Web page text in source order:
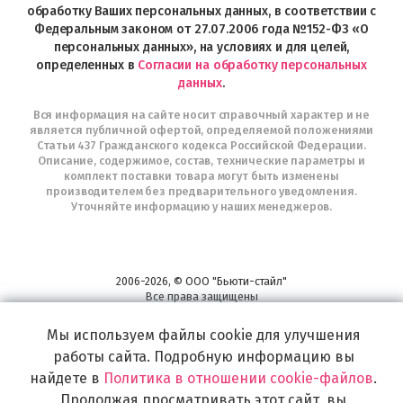
Telegram
обработку Ваших персональных данных, в соответствии с
Федеральным законом от 27.07.2006 года №152-ФЗ «О
персональных данных», на условиях и для целей,
определенных в Согласии на обработку персональных
данных.
Вся информация на сайте носит справочный характер и не
является публичной офертой, определяемой положениями
Статьи 437 Гражданского кодекса Российской Федерации.
Описание, содержимое, состав, технические параметры и
комплект поставки товара могут быть изменены
производителем без предварительного уведомления.
Уточняйте информацию у наших менеджеров.
2006-2026, © ООО "Бьюти-стайл"
Все права защищены
Широкий выбор инструментов, аксессуаров и принадлежностей для
воплощения
самых изысканных и необычных идей по созданию Вашего образа и стиля.
Мы используем файлы cookie для улучшения
работы сайта. Подробную информацию вы
найдете в Политика в отношении cookie-файлов.